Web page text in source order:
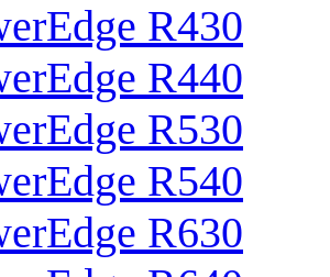
R430
R440
R530
R540
R630